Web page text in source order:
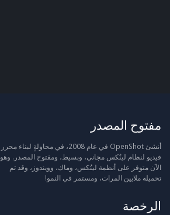
مفتوح المصدر
أنشئ OpenShot في عام 2008، في محاولةٍ لبناء محرر
فيديو لنظام لينُكس مجاني، وبسيط، ومفتوح المصدر. وهو
الآن متوفر على أنظمة لينُكس، وماك، وويندوز، وقد تم
تحميله ملايين المرات، ومستمر في النمو!
الرخصة